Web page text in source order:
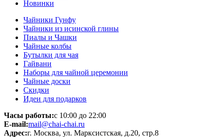
Новинки
Чайники Гунфу
Чайники из исинской глины
Пиалы и Чашки
Чайные колбы
Бутылки для чая
Гайвани
Наборы для чайной церемонии
Чайные доски
Скидки
Идеи для подарков
Часы работы:с 10:00 до 22:00
E-mail:mail@chai-chai.ru
Адрес:г. Москва, ул. Марксистская, д.20, стр.8